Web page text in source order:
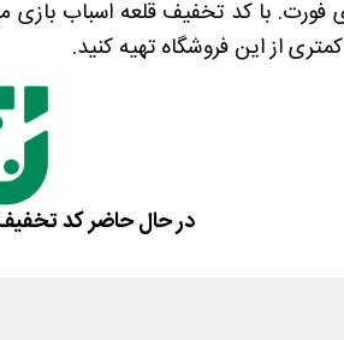
فورت. با کد تخفیف قلعه اسباب
از این فروشگاه تهیه کنید.
در حال حاضر کد